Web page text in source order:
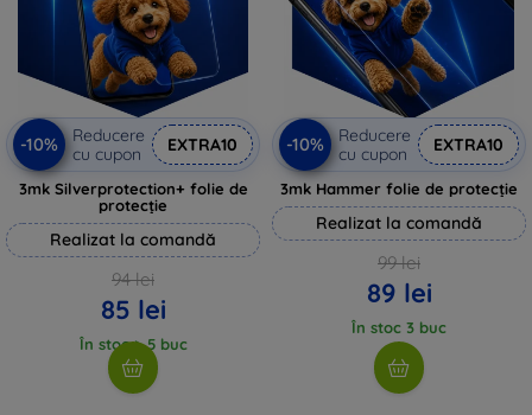
-10%
Reducere
cu cupon
EXTRA10
3mk Silverprotection+ folie de
protecție
Realizat la comandă
94 lei
85 lei
În stoc > 5 buc
-10%
Reducere
cu cupon
EXTRA10
3mk Hammer folie de protecție
Realizat la comandă
99 lei
89 lei
În stoc 3 buc